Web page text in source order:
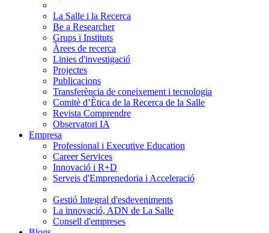
La Salle i la Recerca
Be a Researcher
Grups i Instituts
Àrees de recerca
Linies d'investigació
Projectes
Publicacions
Transferència de coneixement i tecnologia
Comitè d’Ètica de la Recerca de la Salle
Revista Comprendre
Observatori IA
Empresa
Professional i Executive Education
Career Services
Innovació i R+D
Serveis d'Emprenedoria i Acceleració
Gestió Integral d'esdeveniments
La innovació, ADN de La Salle
Consell d'empreses